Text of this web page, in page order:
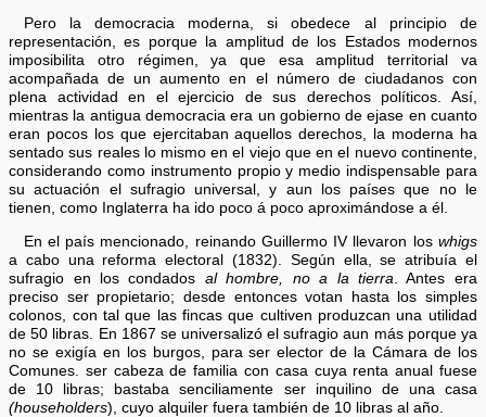
Pero la democracia moderna, si obedece al principio de
representación, es porque la amplitud de los Estados modernos
imposibilita otro régimen, ya que esa amplitud territorial va
acompañada de un aumento en el número de ciudadanos con
plena actividad en el ejercicio de sus derechos políticos. Así,
mientras la antigua democracia era un gobierno de ejase en cuanto
eran pocos los que ejercitaban aquellos derechos, la moderna ha
sentado sus reales lo mismo en el viejo que en el nuevo continente,
considerando como instrumento propio y medio indispensable para
su actuación el sufragio universal, y aun los países que no le
tienen, como Inglaterra ha ido poco á poco aproximándose a él.
En el país mencionado, reinando Guillermo IV llevaron los whigs
a cabo una reforma electoral (1832). Según ella, se atribuía el
sufragio en los condados al hombre, no a la tierra . Antes era
preciso ser propietario; desde entonces votan hasta los simples
colonos, con tal que las fincas que cultiven produzcan una utilidad
de 50 libras. En 1867 se universalizó el sufragio aun más porque ya
no se exigía en los burgos, para ser elector de la Cámara de los
Comunes. ser cabeza de familia con casa cuya renta anual fuese
de 10 libras; bastaba senciliamente ser inquilino de una casa
(householders), cuyo alquiler fuera también de 10 libras al año.